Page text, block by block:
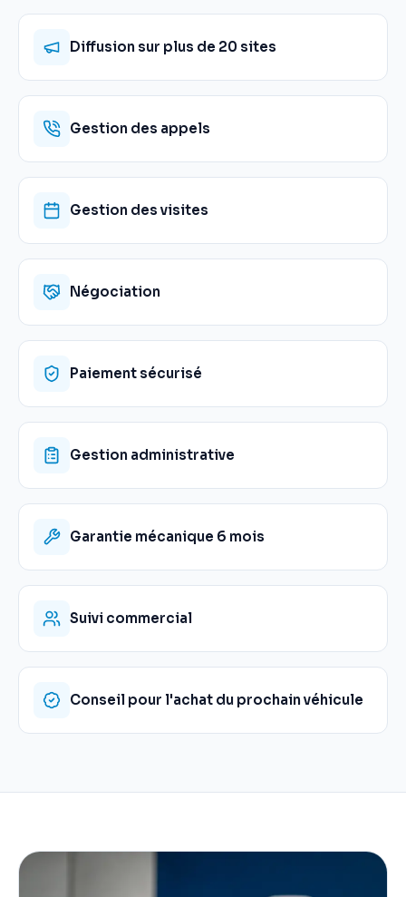
Diffusion sur plus de 20 sites
Gestion des appels
Gestion des visites
Négociation
Paiement sécurisé
Gestion administrative
Garantie mécanique 6 mois
Suivi commercial
Conseil pour l'achat du prochain véhicule